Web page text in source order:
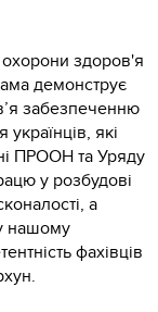
охорони здоров'я
демонструє
забезпеченню
які
ПРООН та Уряду
у розбудові
а
нашому
фахівців